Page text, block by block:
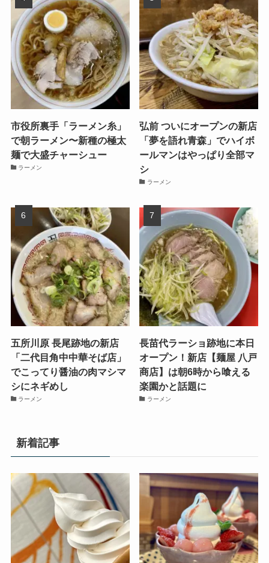
市役所裏手「ラーメン糸」
で朝ラーメン〜新種の極太
麺で大盛チャーシュー
ラーメン
弘前 ついにオープンの新店
「夢を語れ青森」でハイボ
ールマンはやっぱり全部マ
シ
ラーメン
五所川原 長尾跡地の新店
「二代目角中中華そば店」
でこってり醤油の肉マシマ
シにネギめし
ラーメン
長苗代ラーショ跡地に本日
オープン！新店【麺屋 八戸
商店】は朝6時から喰える
楽園かと話題に
ラーメン
新着記事